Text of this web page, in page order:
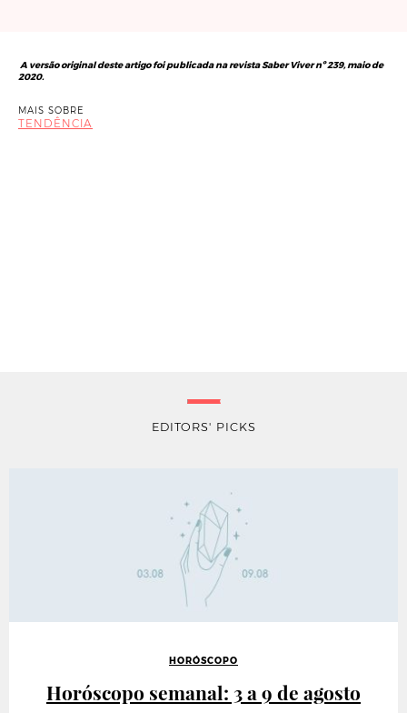
A versão original deste artigo foi publicada na revista Saber Viver nº 239, maio de
2020.
MAIS SOBRE
TENDÊNCIA
EDITORS' PICKS
HORÓSCOPO
Horóscopo semanal: 3 a 9 de agosto